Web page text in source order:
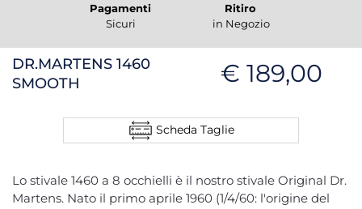
Pagamenti
Sicuri
Ritiro
in Negozio
DR.MARTENS 1460
SMOOTH
€ 189,00
Scheda Taglie
Lo stivale 1460 a 8 occhielli è il nostro stivale Original Dr.
Martens. Nato il primo aprile 1960 (1/4/60: l'origine del